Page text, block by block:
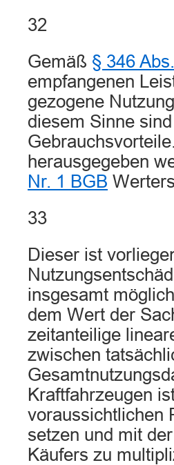
32
Gemäß § 346
empfangenen
gezogene
diesem Sinne
herausgegeben
Nr. 1 BGB
33
Dieser ist
insgesamt
dem Wert der
zeitanteilige
zwischen
Kraftfahrzeugen
voraussichtlichen
setzen und mit
Käufers zu